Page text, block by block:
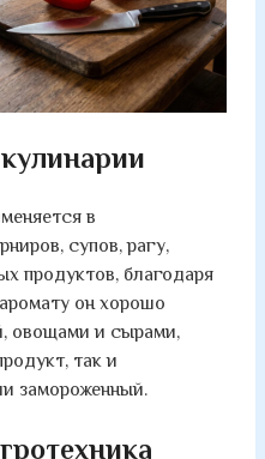
в
супов, рагу,
продуктов, благодаря
он хорошо
овощами и сырами,
так и
замороженный.